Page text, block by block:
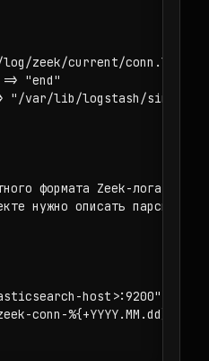
zeek/current/conn.log"]
"end"
"/var/lib/logstash/sincedb-
формата Zeek-лога и
нужно описать парсинг
host>:9200"]
conn-%{+YYYY.MM.dd}"